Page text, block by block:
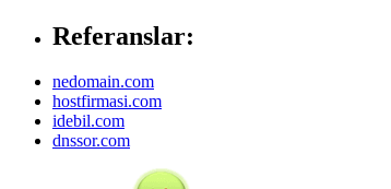
Referanslar:
nedomain.com
hostfirmasi.com
idebil.com
dnssor.com